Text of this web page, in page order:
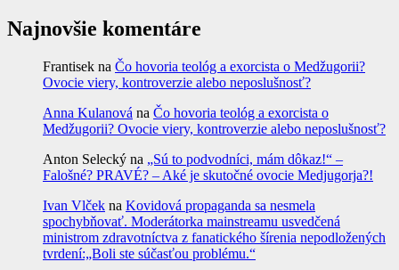
Najnovšie komentáre
Frantisek na Čo hovoria teológ a exorcista o Medžugorii?
Ovocie viery, kontroverzie alebo neposlušnosť?
Anna Kulanová na Čo hovoria teológ a exorcista o
Medžugorii? Ovocie viery, kontroverzie alebo neposlušnosť?
Anton Selecký na „Sú to podvodníci, mám dôkaz!“ –
Falošné? PRAVÉ? – Aké je skutočné ovocie Medjugorja?!
Ivan Vlček na Kovidová propaganda sa nesmela
spochybňovať. Moderátorka mainstreamu usvedčená
ministrom zdravotníctva z fanatického šírenia nepodložených
tvrdení:„Boli ste súčasťou problému.“